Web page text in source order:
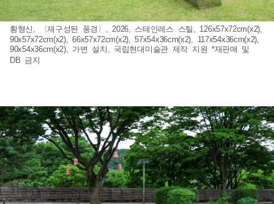
황형신, 〈재구성된 풍경〉, 2026, 스테인레스 스틸, 126x57x72cm(x2),
90x57x72cm(x2), 66x57x72cm(x2), 57x54x36cm(x2), 117x54x36cm(x2),
90x54x36cm(x2), 가변 설치, 국립현대미술관 제작 지원 *재판매 및
DB 금지